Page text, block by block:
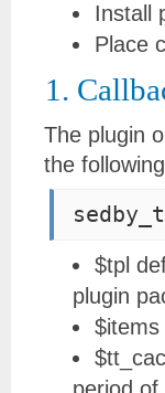
Install
Place
1.
The plugin
the
$tpl
plugin
$items